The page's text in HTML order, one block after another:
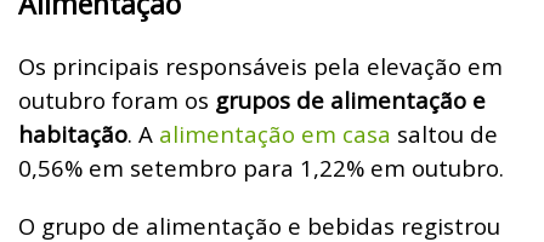
Os principais responsáveis pela elevação em
outubro foram os grupos de alimentação e
habitação. A alimentação em casa saltou de
0,56% em setembro para 1,22% em outubro.
O grupo de alimentação e bebidas registrou